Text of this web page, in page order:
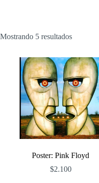
Mostrando 5 resultadosOrdenado
Poster: Pink Floyd
$2.100